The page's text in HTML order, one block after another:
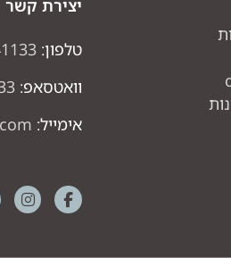
יצירת קשר
טלפון:
וואטסאפ:
אימייל: